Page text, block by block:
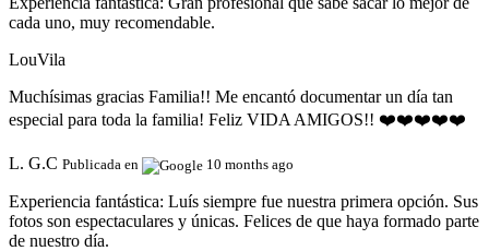
cada uno, muy recomendable.
LouVila
Muchísimas gracias Familia!! Me encantó documentar un día tan
especial para toda la familia! Feliz VIDA AMIGOS!! ❤️❤️❤️❤️❤️
L. G.C Publicada en 10 months ago
Experiencia fantástica: Luís siempre fue nuestra primera opción. Sus
fotos son espectaculares y únicas. Felices de que haya formado parte
de nuestro día.